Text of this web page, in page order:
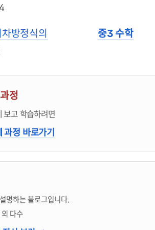
방정식의
중3 수학
정
보고 학습하려면
정 바로가기
개
명하는 블로그입니다.
다수